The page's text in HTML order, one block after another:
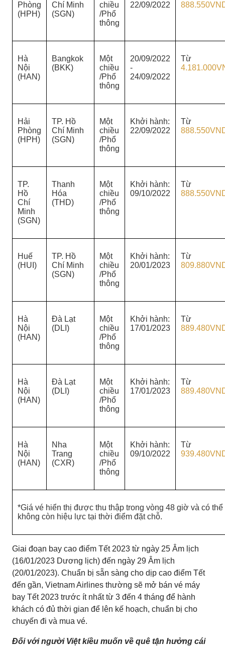
Phòng
(HPH)
Chí Minh
(SGN)
chiều
/Phổ
thông
22/09/2022
Hà
Nội
(HAN)
Bangkok
(BKK)
Một
chiều
/Phổ
thông
20/09/2022
-
24/09/2022
Từ
Hải
Phòng
(HPH)
TP. Hồ
Chí Minh
(SGN)
Một
chiều
/Phổ
thông
Khởi hành:
22/09/2022
Từ
TP.
Hồ
Chí
Minh
(SGN)
Thanh
Hóa
(THD)
Một
chiều
/Phổ
thông
Khởi hành:
09/10/2022
Từ
Huế
(HUI)
TP. Hồ
Chí Minh
(SGN)
Một
chiều
/Phổ
thông
Khởi hành:
20/01/2023
Từ
Hà
Nội
(HAN)
Đà Lạt
(DLI)
Một
chiều
/Phổ
thông
Khởi hành:
17/01/2023
Từ
Hà
Nội
(HAN)
Đà Lạt
(DLI)
Một
chiều
/Phổ
thông
Khởi hành:
17/01/2023
Từ
Hà
Nội
(HAN)
Nha
Trang
(CXR)
Một
chiều
/Phổ
thông
Khởi hành:
09/10/2022
Từ
*Giá vé hiển thị được thu thập trong vòng 48 giờ và có thể
không còn hiệu lực tại thời điểm đặt chỗ.
Giai đoạn bay cao điểm Tết 2023 từ ngày 25 Âm lịch
(16/01/2023 Dương lịch) đến ngày 29 Âm lịch
(20/01/2023). Chuẩn bị sẵn sàng cho dịp cao điểm Tết
đến gần, Vietnam Airlines thường sẽ mở bán vé máy
bay Tết 2023 trước ít nhất từ 3 đến 4 tháng để hành
khách có đủ thời gian để lên kế hoạch, chuẩn bị cho
chuyến đi và mua vé.
Đối với người Việt kiều muốn về quê tận hưởng cái